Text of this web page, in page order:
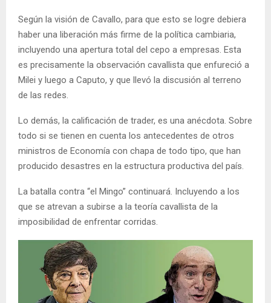
Según la visión de Cavallo, para que esto se logre debiera
haber una liberación más firme de la política cambiaria,
incluyendo una apertura total del cepo a empresas. Esta
es precisamente la observación cavallista que enfureció a
Milei y luego a Caputo, y que llevó la discusión al terreno
de las redes.
Lo demás, la calificación de trader, es una anécdota. Sobre
todo si se tienen en cuenta los antecedentes de otros
ministros de Economía con chapa de todo tipo, que han
producido desastres en la estructura productiva del país.
La batalla contra “el Mingo” continuará. Incluyendo a los
que se atrevan a subirse a la teoría cavallista de la
imposibilidad de enfrentar corridas.